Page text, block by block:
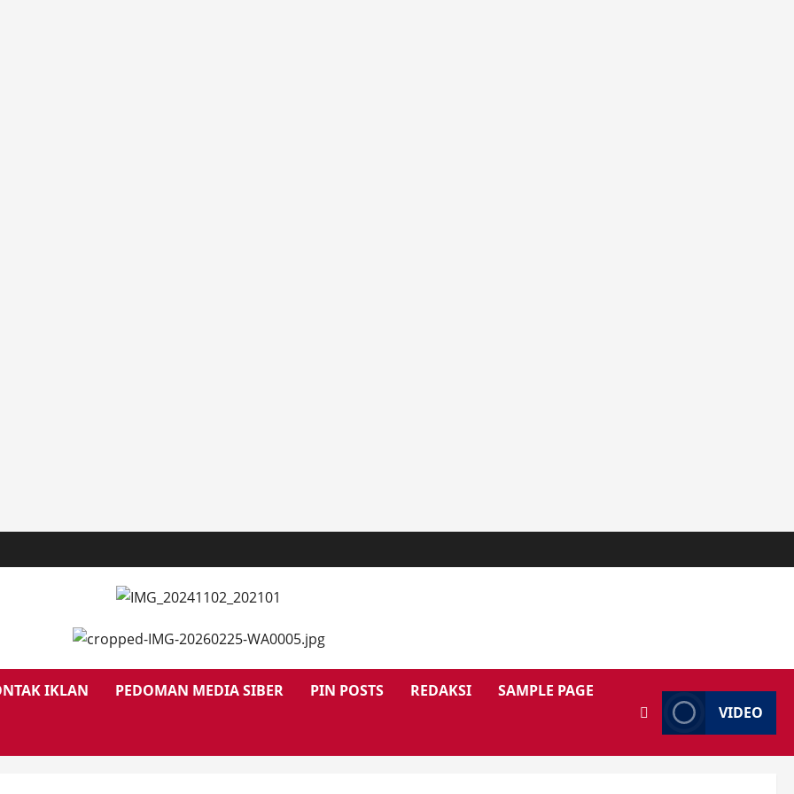
IKLAN PEDOMAN MEDIA SIBER PIN POSTS REDAKSI SAMPLE PAGE
VIDEO